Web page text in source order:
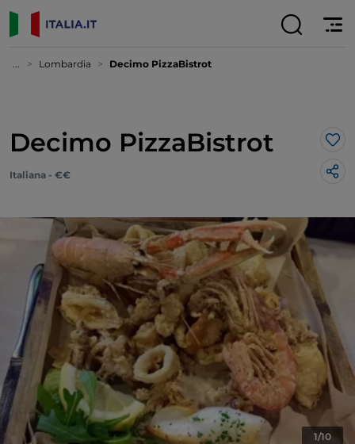
... Lombardia Decimo PizzaBistrot
Decimo PizzaBistrot
Italiana - €€
1/10